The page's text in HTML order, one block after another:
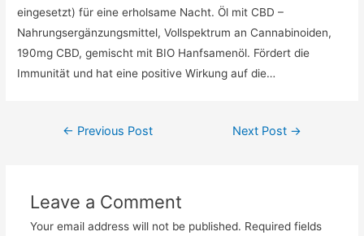
eingesetzt) für eine erholsame Nacht. Öl mit CBD –
Nahrungsergänzungsmittel, Vollspektrum an Cannabinoiden,
190mg CBD, gemischt mit BIO Hanfsamenöl. Fördert die
Immunität und hat eine positive Wirkung auf die…
Post← Previous Post Next Post →
Leave a Comment
Your email address will not be published. Required fields